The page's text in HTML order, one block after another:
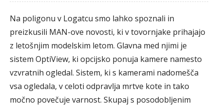
Na poligonu v Logatcu smo lahko spoznali in
preizkusili MAN-ove novosti, ki v tovornjake prihajajo
z letošnjim modelskim letom. Glavna med njimi je
sistem OptiView, ki opcijsko ponuja kamere namesto
vzvratnih ogledal. Sistem, ki s kamerami nadomešča
vsa ogledala, v celoti odpravlja mrtve kote in tako
močno povečuje varnost. Skupaj s posodobljenim